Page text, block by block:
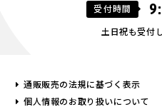
受付時間
土日祝も受付
通販販売の法規に基づく表示
個人情報のお取り扱いについて